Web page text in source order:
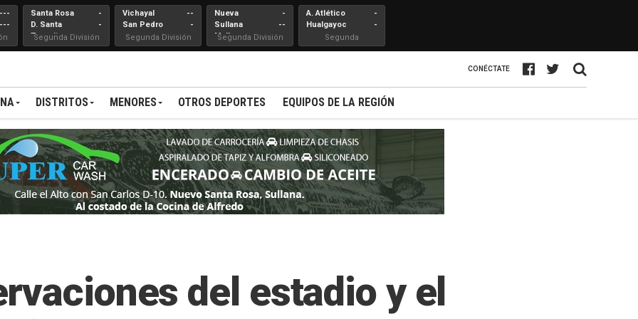
---
---
Santa Rosa
D. Santa
Teresita
-
-
Segunda División
Vichayal
San Pedro
--
-
Segunda División
Nueva
Sullana
Mallares
-
--
Segunda División
A. Atlético
Hualgayoc
-
-
Segunda
Profesional
CONÉCTATE
DISTRITOS MENORES OTROS DEPORTES EQUIPOS DE LA REGIÓN
del estadio y el